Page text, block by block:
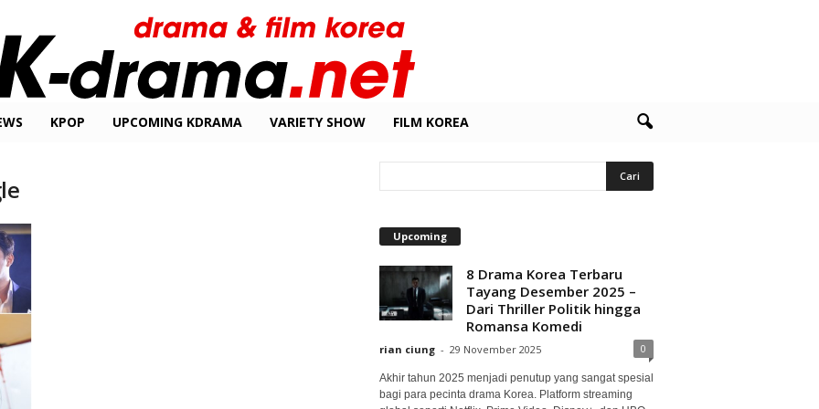
KPOP UPCOMING KDRAMA VARIETY SHOW FILM KOREA
Upcoming
8 Drama Korea Terbaru
Tayang Desember 2025 –
Dari Thriller Politik hingga
Romansa Komedi
rian ciung - 29 November 2025 0
Akhir tahun 2025 menjadi penutup yang sangat spesial
bagi para pecinta drama Korea. Platform streaming